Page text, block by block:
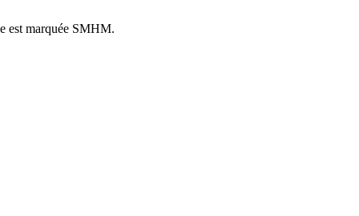
est marquée SMHM.